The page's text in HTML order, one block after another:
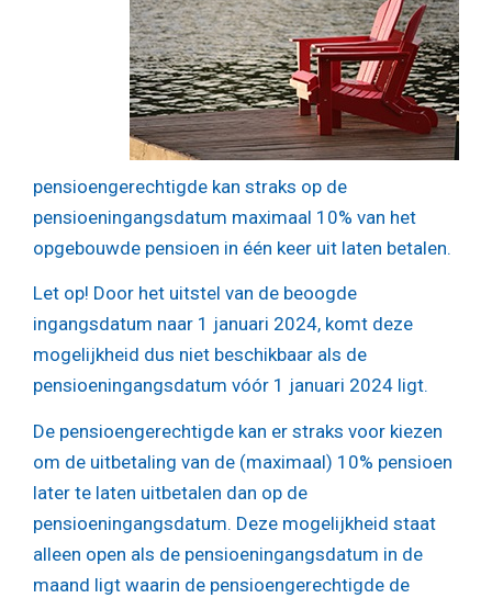
pensioengerechtigde kan straks op de
pensioeningangsdatum maximaal 10% van het
opgebouwde pensioen in één keer uit laten betalen.
Let op! Door het uitstel van de beoogde
ingangsdatum naar 1 januari 2024, komt deze
mogelijkheid dus niet beschikbaar als de
pensioeningangsdatum vóór 1 januari 2024 ligt.
De pensioengerechtigde kan er straks voor kiezen
om de uitbetaling van de (maximaal) 10% pensioen
later te laten uitbetalen dan op de
pensioeningangsdatum. Deze mogelijkheid staat
alleen open als de pensioeningangsdatum in de
maand ligt waarin de pensioengerechtigde de